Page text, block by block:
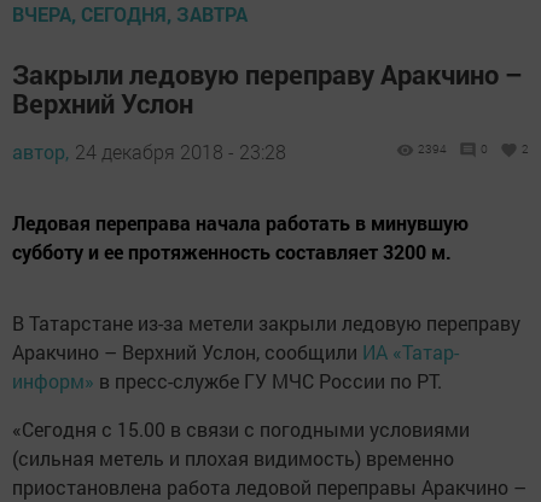
ВЧЕРА, СЕГОДНЯ, ЗАВТРА
Закрыли ледовую переправу Аракчино –
Верхний Услон
автор, 24 декабря 2018 - 23:28 2394 0 2
Ледовая переправа начала работать в минувшую
субботу и ее протяженность составляет 3200 м.
В Татарстане из-за метели закрыли ледовую переправу
Аракчино – Верхний Услон, сообщили ИА «Татар-
информ» в пресс-службе ГУ МЧС России по РТ.
«Сегодня с 15.00 в связи с погодными условиями
(сильная метель и плохая видимость) временно
приостановлена работа ледовой переправы Аракчино –